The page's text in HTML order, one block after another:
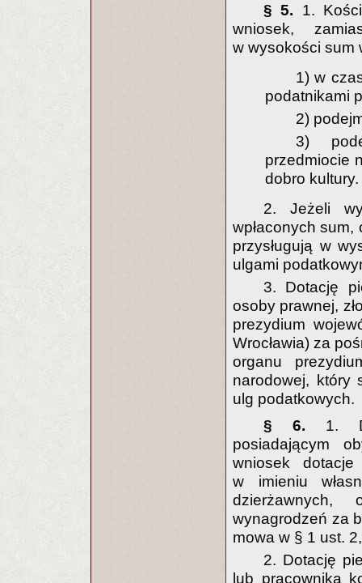
§ 5. 1.
wniosek,
w wysokości sum
1) w
podatnikami
2)
3)
przedmiocie
dobro kultury.
2. Jeżeli
wpłaconych
przysługują w
ulgami
3. Dotację
osoby prawnej,
prezydium
Wrocławia) za
organu
narodowej, który
ulg podatkowych.
§ 6. 1.
posiadającym
wniosek
w imieniu
wynagrodzeń za
mowa w § 1 ust.
2. Dotację
lub pracownika